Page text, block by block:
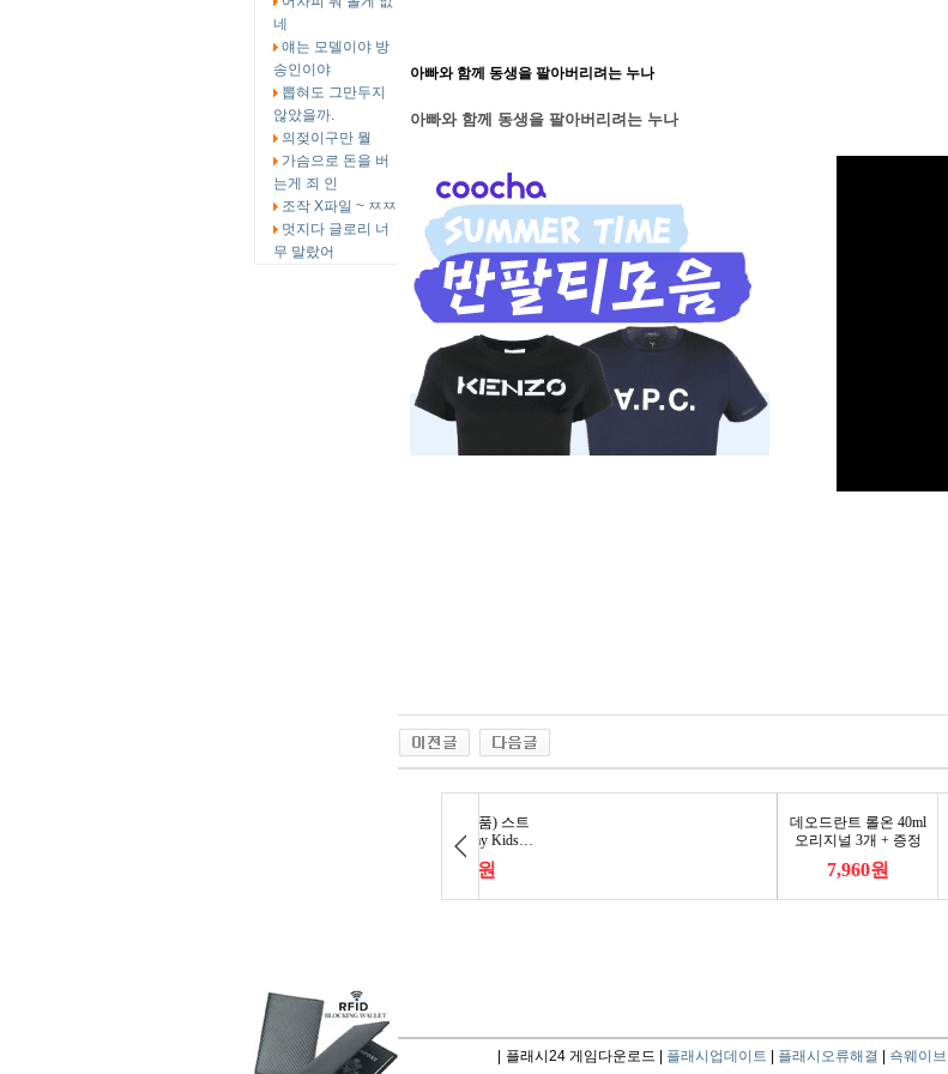
네
얘는 모델이야 방
송인이야
뽑혀도 그만두지
않았을까.
의젖이구만 뭘
가슴으로 돈을 버
는게 죄 인
조작 X파일 ~ ㅉㅉ
멋지다 글로리 너
무 말랐어
아빠와 함께 동생을 팔아버리려는 누나
아빠와 함께 동생을 팔아버리려는 누나
플래시24 게임다운로드 | 플래시업데이트 플래시오류해결 쇽웨이브